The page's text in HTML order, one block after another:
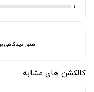
1
هنوز
کالکشن های مشابه